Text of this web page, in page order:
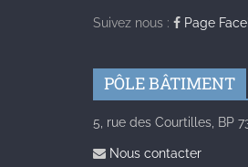
Suivez nous : Page
PÔLE BÂTIMENT
5, rue des Courtilles, BP
Nous contacter